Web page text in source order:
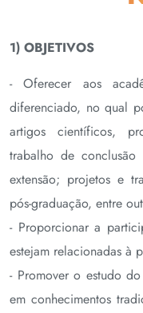
1) OBJETIVOS
- Oferecer aos
diferenciado, no qual
artigos científicos,
trabalho de
extensão; projetos e
pós-graduação, entre
- Proporcionar a
estejam relacionadas à
- Promover o estudo
em conhecimentos